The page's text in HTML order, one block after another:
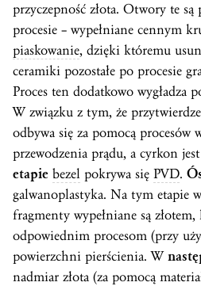
przyczepność złota. Otwory te
procesie – wypełniane cennym
piaskowanie, dzięki któremu
ceramiki pozostałe po procesie
Proces ten dodatkowo wygładza
W związku z tym, że
odbywa się za pomocą procesów
przewodzenia prądu, a cyrkon
etapie bezel pokrywa się PVD.
galwanoplastyka. Na tym etapie
fragmenty wypełniane są
odpowiednim procesom (przy
powierzchni pierścienia. W
nadmiar złota (za pomocą